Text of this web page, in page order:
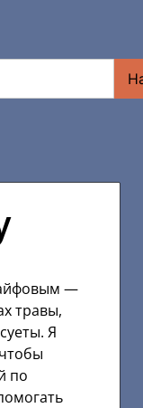
—
травы,
Я
по